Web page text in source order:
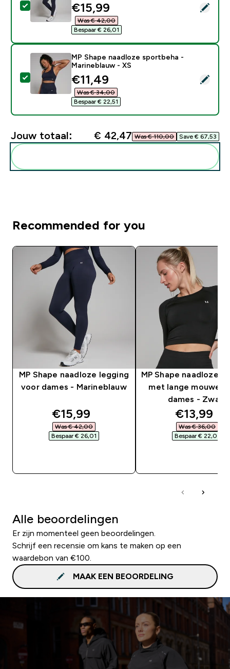
Selecteer dit product - MP Shape naadloze legging
discounted price
€15,99‎
Was € 42,00‎
Bespaar € 26,01‎
Selecteer dit product - MP Shape naadloze
MP Shape naadloze sportbeha -
Marineblauw - XS
discounted price
€11,49‎
Was € 34,00‎
Bespaar € 22,51‎
Jouw totaal: € 42,47‎ Was € 110,00‎ Save € 67,53‎
Recommended for you
MP Shape naadloze legging
voor dames - Marineblauw
discounted price
€15,99‎
Was € 42,00‎
Bespaar € 26,01‎
MP Shape naadloze
met lange mouwen
dames - Zwart
€13,99‎
Was € 36,00‎
Bespaar € 22,01‎
Alle beoordelingen
Er zijn momenteel geen beoordelingen.
Schrijf een recensie om kans te maken op een
waardebon van €100.
MAAK EEN BEOORDELING